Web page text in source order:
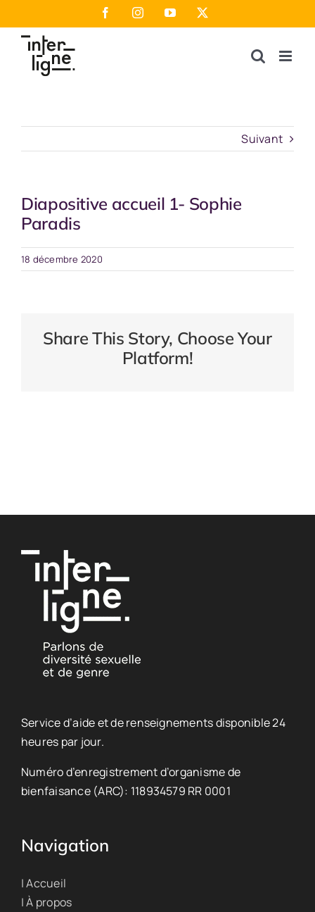
au
contenu
FacebookInstagramYouTube
Suivant
Diapositive accueil 1- Sophie
Paradis
18 décembre 2020
Share This Story, Choose Your
Platform!
Service d’aide et de renseignements disponible 24
heures par jour.
Numéro d’enregistrement d’organisme de
bienfaisance (ARC): 118934579 RR 0001
Navigation
| Accueil
| À propos